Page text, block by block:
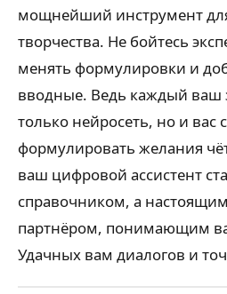
мощнейший инструмент
творчества. Не бойтесь
менять формулировки и
вводные. Ведь каждый ваш
только нейросеть, но и вас
формулировать желания
ваш цифровой ассистент
справочником, а
партнёром, понимающим
Удачных вам диалогов и